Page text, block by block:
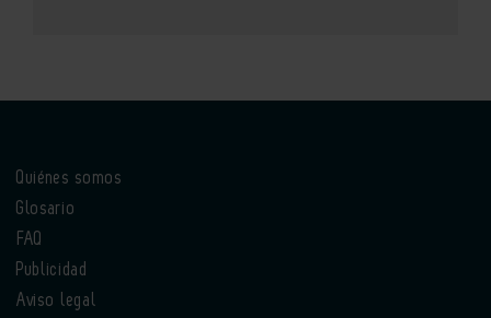
Quiénes somos
Glosario
FAQ
Publicidad
Aviso legal